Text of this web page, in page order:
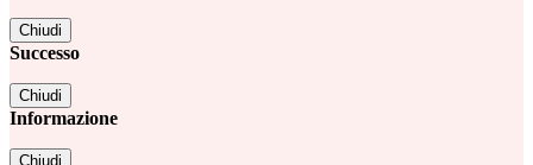
Chiudi
Successo
Chiudi
Informazione
Chiudi